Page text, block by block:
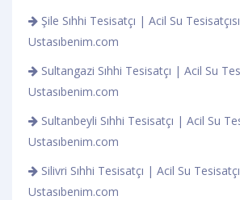
Şile Sıhhi Tesisatçı | Acil Su
Ustasıbenim.com
Sultangazi Sıhhi Tesisatçı | Acil Su
Ustasıbenim.com
Sultanbeyli Sıhhi Tesisatçı | Acil Su
Ustasıbenim.com
Silivri Sıhhi Tesisatçı | Acil Su
Ustasıbenim.com